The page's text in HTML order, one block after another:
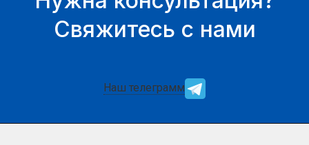
Свяжитесь с нами
Наш телеграмм